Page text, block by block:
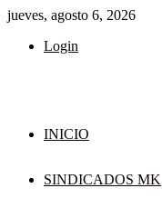
jueves, agosto 6, 2026
Login
INICIO
SINDICADOS MK